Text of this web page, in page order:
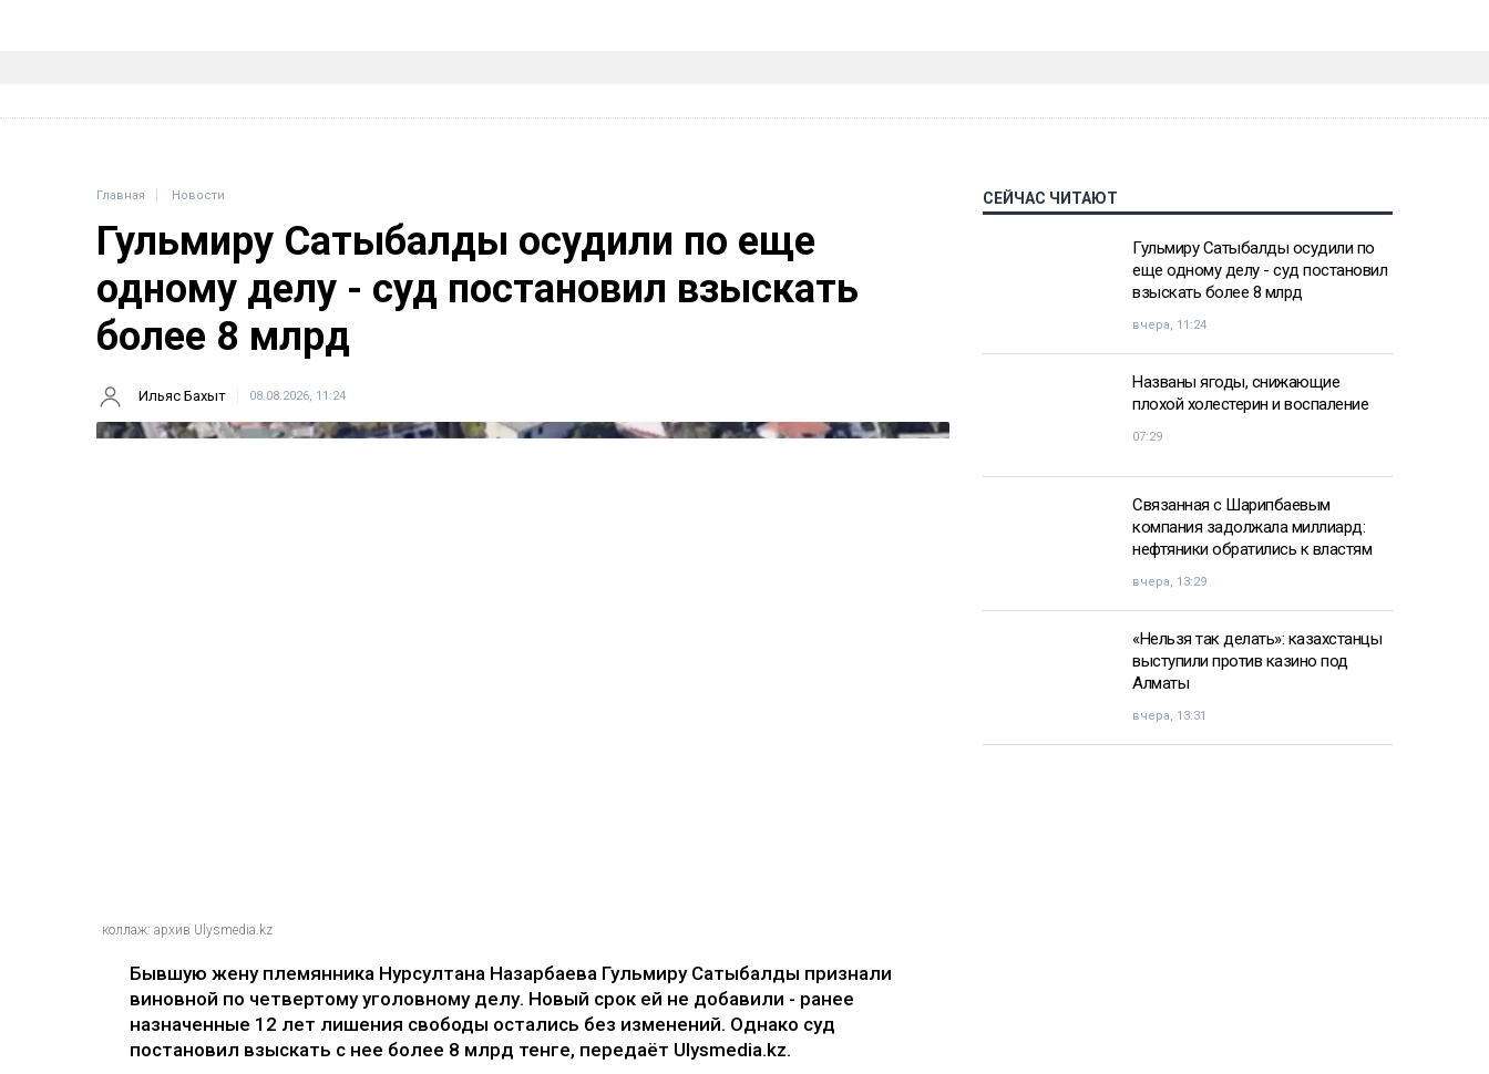
Главная Новости
Гульмиру Сатыбалды осудили по еще
одному делу - суд постановил взыскать
более 8 млрд
Ильяс Бахыт 08.08.2026, 11:24
коллаж: архив Ulysmedia.kz
Бывшую жену племянника Нурсултана Назарбаева Гульмиру Сатыбалды признали
виновной по четвертому уголовному делу. Новый срок ей не добавили - ранее
назначенные 12 лет лишения свободы остались без изменений. Однако суд
постановил взыскать с нее более 8 млрд тенге, передаёт Ulysmedia.kz.
СЕЙЧАС ЧИТАЮТ
Гульмиру Сатыбалды осудили по
еще одному делу - суд постановил
взыскать более 8 млрд
вчера, 11:24
Названы ягоды, снижающие
плохой холестерин и воспаление
07:29
Связанная с Шарипбаевым
компания задолжала миллиард:
нефтяники обратились к властям
вчера, 13:29
«Нельзя так делать»: казахстанцы
выступили против казино под
Алматы
вчера, 13:31